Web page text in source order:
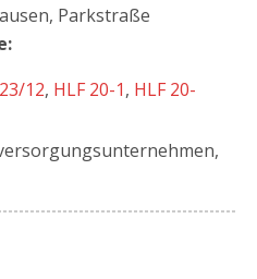
Parkstraße
12, HLF 20-1, HLF 20-